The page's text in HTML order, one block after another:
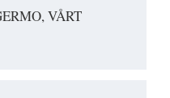
VÅRT